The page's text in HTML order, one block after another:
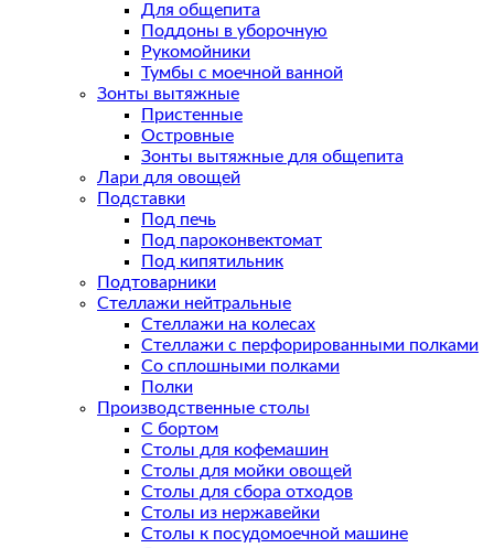
Для общепита
Поддоны в уборочную
Рукомойники
Тумбы с моечной ванной
Зонты вытяжные
Пристенные
Островные
Зонты вытяжные для общепита
Лари для овощей
Подставки
Под печь
Под пароконвектомат
Под кипятильник
Подтоварники
Стеллажи нейтральные
Стеллажи на колесах
Стеллажи с перфорированными полками
Со сплошными полками
Полки
Производственные столы
С бортом
Столы для кофемашин
Столы для мойки овощей
Столы для сбора отходов
Столы из нержавейки
Столы к посудомоечной машине